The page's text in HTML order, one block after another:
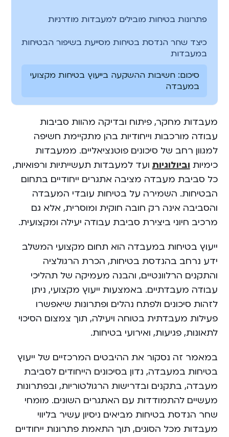
פתרונות בטיחות מובילים למעבדות מודרניות
כיצד שחר הנדסת בטיחות מסייעת בשיפור הבטיחות
במעבדות
סיכום: חשיבות ההשקעה בייעוץ בטיחות מקצועי
במעבדה
מעבדות מחקר, פיתוח ובדיקה מהוות סביבות
עבודה מורכבות וייחודיות בהן מתקיימת חשיפה
למגוון רחב של סיכונים פוטנציאליים. ממעבדות
כימיות וביולוגיות ועד למעבדות תעשייתיות ורפואיות,
כל סביבת מעבדה מציבה אתגרים ייחודיים בתחום
הבטיחות. השמירה על בטיחות עובדי המעבדה
והסביבה אינה רק חובה חוקית ומוסרית, אלא גם
מרכיב חיוני ביצירת סביבת עבודה יעילה ומקצועית.
ייעוץ בטיחות במעבדה הוא תחום מקצועי המשלב
ידע נרחב בהנדסת בטיחות, הכרת הרגולציה
והתקנים הרלוונטיים, והבנה מעמיקה של תהליכי
עבודה מעבדתיים. באמצעות ייעוץ מקצועי, ניתן
לזהות סיכונים ולפתח נהלים ופתרונות שיאפשרו
פעילות מעבדתית בטוחה ויעילה, תוך צמצום הסיכוי
לתאונות, פגיעות, ואירועי בטיחות.
במאמר זה נסקור את ההיבטים המרכזיים של ייעוץ
בטיחות במעבדה, נדון בסיכונים הייחודים לסביבת
מעבדה, בתקנים ובדרישות הרגולטוריות, ובפתרונות
מעשיים להתמודדות עם האתגרים השונים. מומחי
שחר הנדסת בטיחות מביאים ניסיון עשיר בליווי
מעבדות מכל הסוגים, תוך התאמת פתרונות ייחודיים